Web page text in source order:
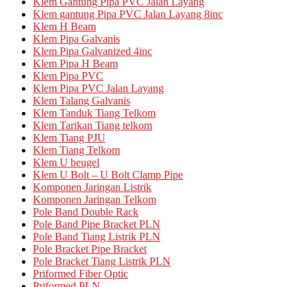
Klem gantung Pipa PVC Jalan Layang 8inc
Klem H Beam
Klem Pipa Galvanis
Klem Pipa Galvanized 4inc
Klem Pipa H Beam
Klem Pipa PVC
Klem Pipa PVC Jalan Layang
Klem Talang Galvanis
Klem Tanduk Tiang Telkom
Klem Tarikan Tiang telkom
Klem Tiang PJU
Klem Tiang Telkom
Klem U beugel
Klem U Bolt – U Bolt Clamp Pipe
Komponen Jaringan Listrik
Komponen Jaringan Telkom
Pole Band Double Rack
Pole Band Pipe Bracket PLN
Pole Band Tiang Listrik PLN
Pole Bracket Pipe Bracket
Pole Bracket Tiang Listrik PLN
Priformed Fiber Optic